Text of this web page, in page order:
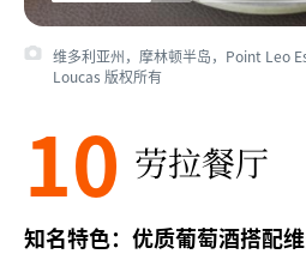
维多利亚州，摩林顿半岛，Point Leo
Loucas 版权所有
10 劳拉餐厅
知名特色：优质葡萄酒搭配